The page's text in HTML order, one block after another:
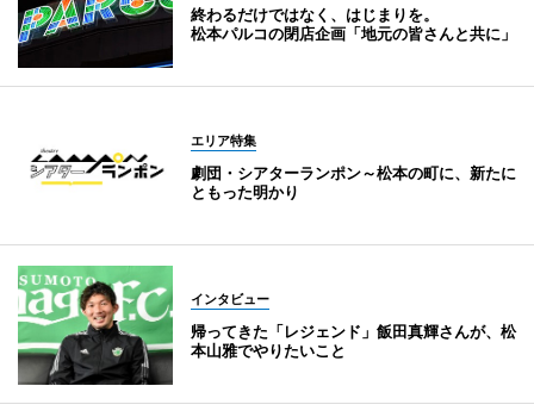
終わるだけではなく、はじまりを。
松本パルコの閉店企画「地元の皆さんと共に」
エリア特集
劇団・シアターランポン～松本の町に、新たに
ともった明かり
インタビュー
帰ってきた「レジェンド」飯田真輝さんが、松
本山雅でやりたいこと